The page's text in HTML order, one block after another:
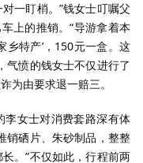
一盯梢。”钱女士叮嘱父
上的推销。“导游拿着本
乡特产’，150元一盒。这
气愤的钱女士不仅进行了
为由要求退一赔三。
李女士对消费套路深有体
销硒片、朱砂制品，整整
。”不仅如此，行程前两